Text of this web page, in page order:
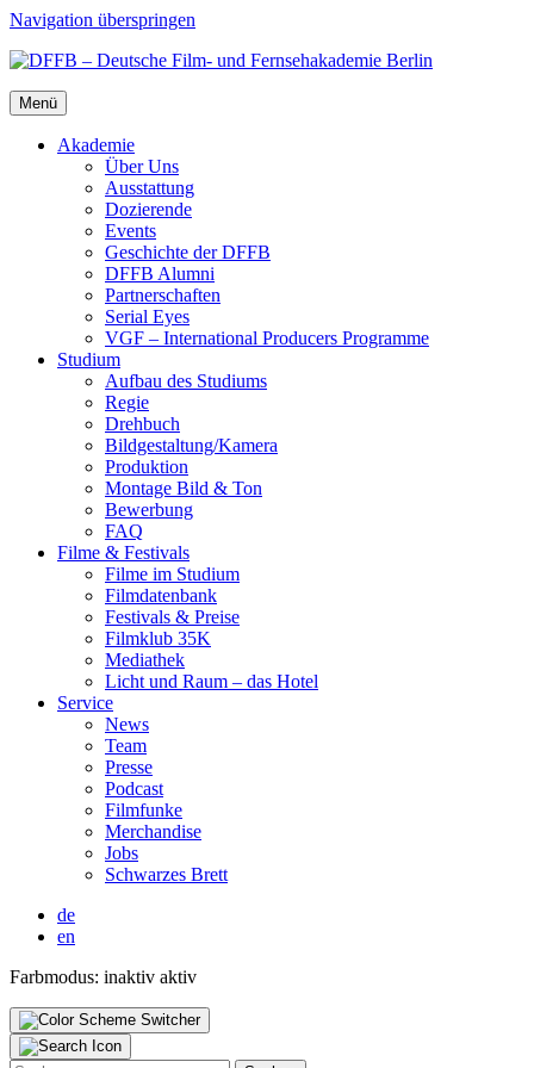
Navigation überspringen
Menü
Aka­de­mie
Über Uns
Aus­stat­tung
Dozie­ren­de
Events
Geschich­te der DFFB
DFFB Alum­ni
Part­ner­schaf­ten
Seri­al Eyes
VGF – Inter­na­tio­nal Pro­du­cers Pro­gram­me
Stu­di­um
Auf­bau des Stu­di­ums
Regie
Dreh­buch
Bildgestaltung/​​Kamera
Pro­duk­ti­on
Mon­ta­ge Bild & Ton
Bewer­bung
FAQ
Fil­me & Fes­ti­vals
Fil­me im Stu­di­um
Film­da­ten­bank
Fes­ti­vals & Prei­se
Film­klub 35K
Media­thek
Licht und Raum – das Hotel
Ser­vice
News
Team
Pres­se
Pod­cast
Film­fun­ke
Mer­chan­di­se
Jobs
Schwar­zes Brett
de
en
Farbmodus: inaktiv aktiv